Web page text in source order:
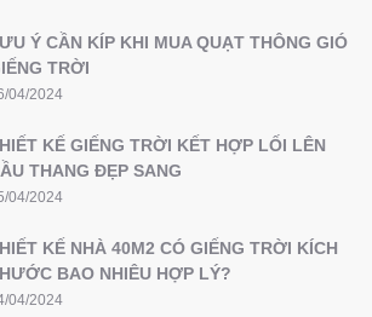
Ý CẦN KÍP KHI MUA QUẠT THÔNG GIÓ
TRỜI
04/2024
KẾ GIẾNG TRỜI KẾT HỢP LỐI LÊN
THANG ĐẸP SANG
04/2024
KẾ NHÀ 40M2 CÓ GIẾNG TRỜI KÍCH
BAO NHIÊU HỢP LÝ?
04/2024